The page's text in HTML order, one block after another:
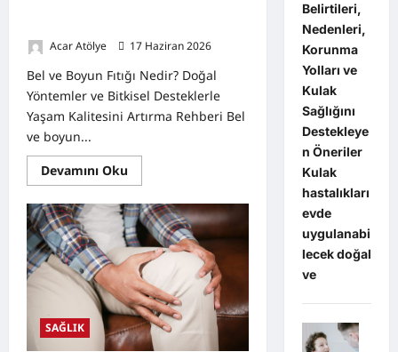
Acar Atölye
17 Haziran 2026
Bel ve Boyun Fıtığı Nedir? Doğal
Yöntemler ve Bitkisel Desteklerle
Yaşam Kalitesini Artırma Rehberi Bel
ve boyun...
Devamını Oku
more
Bel
ve
Boyun
Fıtığı
Nedir?
Doğal
Yöntemler
ve
Bitkisel
Desteklerle
Yaşam
Kalitesini
SAĞLIK
Belirtileri,
Nedenleri,
Korunma
Yolları ve
Kulak
Sağlığını
Destekleye
n Öneriler
Kulak
hastalıkları
evde
uygulanabi
lecek doğal
ve